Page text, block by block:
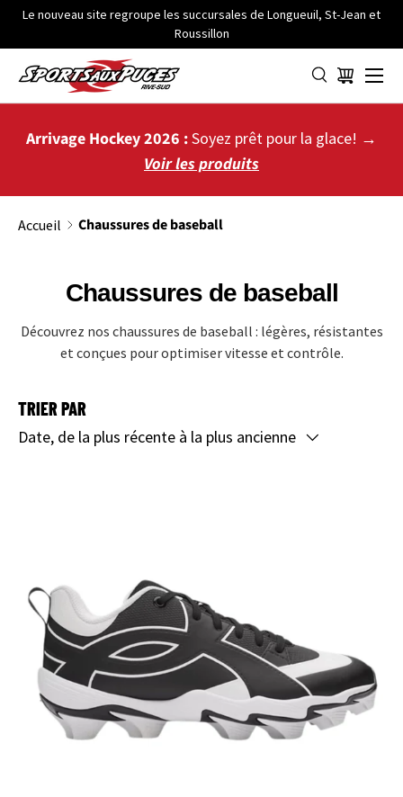
ALLER AU CONTENU
Le nouveau site regroupe les succursales de Longueuil, St-Jean et
Roussillon
Panier
Menu
Arrivage Hockey 2026 :Soyez prêt pour la glace! →
Voir les produits
Accueil Chaussures de baseball
Chaussures de baseball
Découvrez nos chaussures de baseball : légères, résistantes
et conçues pour optimiser vitesse et contrôle.
TRIER PAR
Date, de la plus récente à la plus ancienne